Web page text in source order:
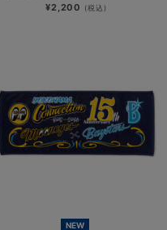
¥2,200 (税込)
NEW